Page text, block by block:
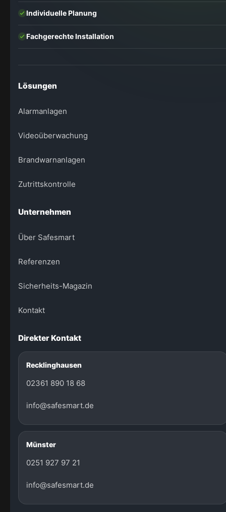
Individuelle Planung
Fachgerechte Installation
Lösungen
Alarmanlagen
Videoüberwachung
Brandwarnanlagen
Zutrittskontrolle
Unternehmen
Über Safesmart
Referenzen
Sicherheits-Magazin
Kontakt
Direkter Kontakt
Recklinghausen
02361 890 18 68
info@safesmart.de
Münster
0251 927 97 21
info@safesmart.de